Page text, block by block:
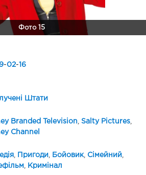
Фото 15
-02-16
Штати
Branded Television Salty Pictures,
Channel
, Пригоди Бойовик, Сімейний
, Кримінал